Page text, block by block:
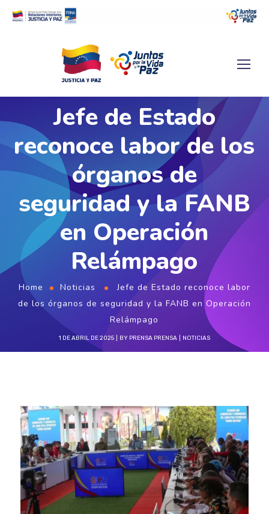
Jefe de Estado
reconoce labor de los
órganos de
seguridad y la FANB
en Operación
Relámpago
Home Noticias
Jefe de Estado reconoce labor
de los órganos de seguridad y la FANB en Operación
Relámpago
1 DE ABRIL DE 2025 BY PRENSA PRENSA NOTICIAS